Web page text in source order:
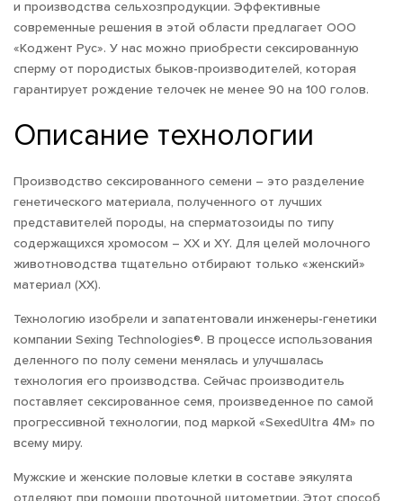
и производства сельхозпродукции. Эффективные
современные решения в этой области предлагает ООО
«Коджент Рус». У нас можно приобрести сексированную
сперму от породистых быков-производителей, которая
гарантирует рождение телочек не менее 90 на 100 голов.
Описание технологии
Производство сексированного семени – это разделение
генетического материала, полученного от лучших
представителей породы, на сперматозоиды по типу
содержащихся хромосом – ХХ и ХY. Для целей молочного
животноводства тщательно отбирают только «женский»
материал (ХХ).
Технологию изобрели и запатентовали инженеры-генетики
компании Sexing Technologies®. В процессе использования
деленного по полу семени менялась и улучшалась
технология его производства. Сейчас производитель
поставляет сексированное семя, произведенное по самой
прогрессивной технологии, под маркой «SexedUltra 4M» по
всему миру.
Мужские и женские половые клетки в составе эякулята